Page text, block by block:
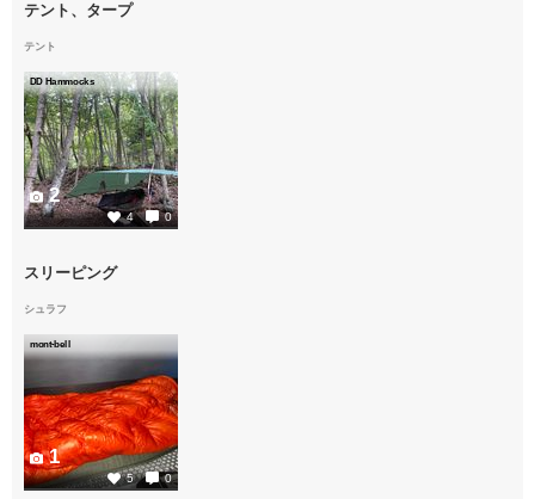
テント、タープ
テント
DD Hammocks
4 0
2
スリーピング
シュラフ
mont-bell
5 0
1